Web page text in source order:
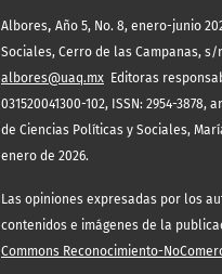
Albores, Año 5, No. 8, enero-junio
Sociales, Cerro de las Campanas, s/
albores@uaq.mx Editoras
031520041300-102, ISSN: 2954-
de Ciencias Políticas y Sociales,
enero de 2026.
Las opiniones expresadas por los
contenidos e imágenes de la
Commons Reconocimiento-